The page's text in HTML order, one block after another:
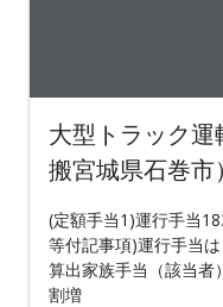
大型トラック
搬宮城県石巻市）
(定額手当1)運行手当
等付記事項)運行手当
算出家族手当（該当者
割増